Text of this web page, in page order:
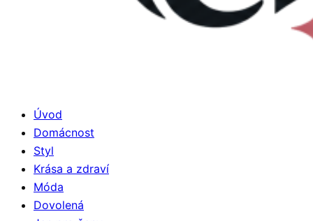
Úvod
Domácnost
Styl
Krása a zdraví
Móda
Dovolená